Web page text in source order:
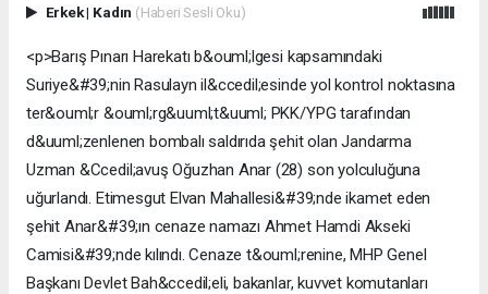
Erkek| Kadın (Haberi Sesli Oku)
<p>Barış Pınarı Harekatı b&ouml;lgesi kapsamındaki
Suriye&#39;nin Rasulayn il&ccedil;esinde yol kontrol noktasına
ter&ouml;r &ouml;rg&uuml;t&uuml; PKK/YPG tarafından
d&uuml;zenlenen bombalı saldırıda şehit olan Jandarma
Uzman &Ccedil;avuş Oğuzhan Anar (28) son yolculuğuna
uğurlandı. Etimesgut Elvan Mahallesi&#39;nde ikamet eden
şehit Anar&#39;ın cenaze namazı Ahmet Hamdi Akseki
Camisi&#39;nde kılındı. Cenaze t&ouml;renine, MHP Genel
Başkanı Devlet Bah&ccedil;eli, bakanlar, kuvvet komutanları